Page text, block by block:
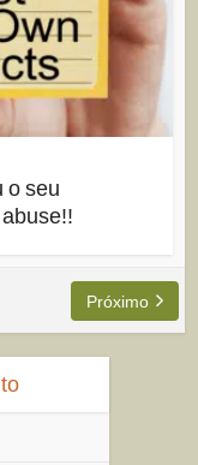
o seu
Próximo